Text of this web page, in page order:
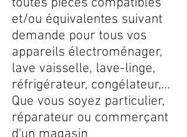
et/ou équivalentes suivant
demande pour tous vos
appareils électroménager,
lave vaisselle, lave-linge,
réfrigérateur, congélateur,...
Que vous soyez particulier,
réparateur ou commerçant